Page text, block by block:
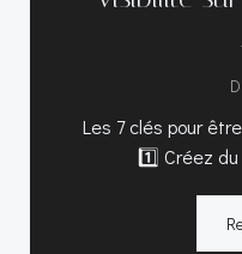
Les 7 clés pour
1️⃣ Créez